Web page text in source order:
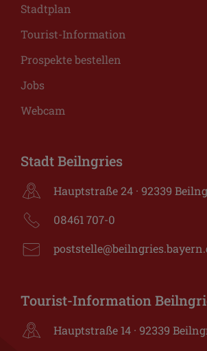
Stadtplan
Tourist-Information
Prospekte bestellen
Jobs
Webcam
Stadt Beilngries
Hauptstraße 24 · 92339
08461 707-0
Tourist-Information
Hauptstraße 14 · 92339